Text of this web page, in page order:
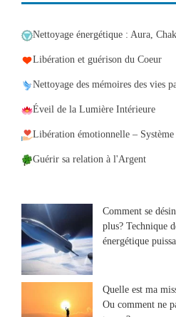
Nettoyage énergétique : Aura,
Libération et guérison du Coeur
Nettoyage des mémoires des vies
Éveil de la Lumière Intérieure
Libération émotionnelle –
Guérir sa relation à l'Argent
Comment se
plus? Technique
énergétique
Quelle est ma
Ou comment ne